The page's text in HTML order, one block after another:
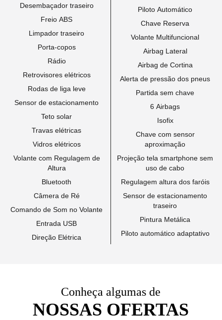
Desembaçador traseiro
Freio ABS
Limpador traseiro
Porta-copos
Rádio
Retrovisores elétricos
Rodas de liga leve
Sensor de estacionamento
Teto solar
Travas elétricas
Vidros elétricos
Volante com Regulagem de
Altura
Bluetooth
Câmera de Ré
Comando de Som no Volante
Entrada USB
Direção Elétrica
Piloto Automático
Chave Reserva
Volante Multifuncional
Airbag Lateral
Airbag de Cortina
Alerta de pressão dos pneus
Partida sem chave
6 Airbags
Isofix
Chave com sensor
aproximação
Projeção tela smartphone sem
uso de cabo
Regulagem altura dos faróis
Sensor de estacionamento
traseiro
Pintura Metálica
Piloto automático adaptativo
Conheça algumas de
NOSSAS OFERTAS